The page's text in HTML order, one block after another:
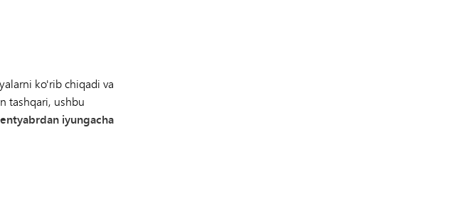
ko'rib chiqadi va
tashqari, ushbu
iyungacha